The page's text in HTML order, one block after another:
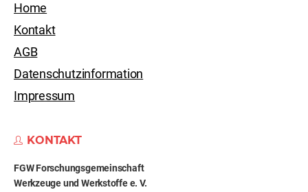
Home
Kontakt
AGB
Datenschutzinformation
Impressum
KONTAKT
FGW Forschungs­gemeinschaft
Werkzeuge und Werkstoffe e. V.